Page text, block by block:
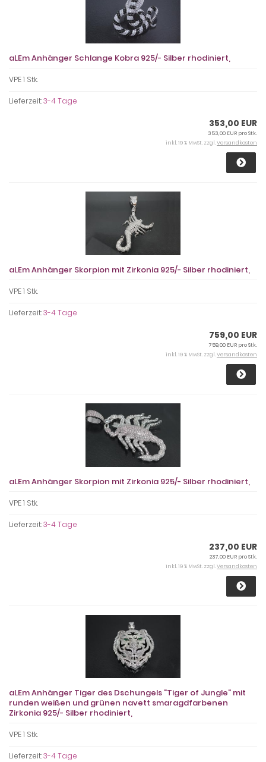
aLEm Anhänger Schlange Kobra 925/- Silber rhodiniert,
VPE 1 Stk.
Lieferzeit:3-4 Tage
353,00 EUR
353,00 EUR pro Stk.
inkl. 19 % MwSt. zzgl.Versandkosten
aLEm Anhänger Skorpion mit Zirkonia 925/- Silber rhodiniert,
VPE 1 Stk.
Lieferzeit:3-4 Tage
759,00 EUR
759,00 EUR pro Stk.
inkl. 19 % MwSt. zzgl.Versandkosten
aLEm Anhänger Skorpion mit Zirkonia 925/- Silber rhodiniert,
VPE 1 Stk.
Lieferzeit:3-4 Tage
237,00 EUR
237,00 EUR pro Stk.
inkl. 19 % MwSt. zzgl.Versandkosten
aLEm Anhänger Tiger des Dschungels "Tiger of Jungle" mit
runden weißen und grünen navett smaragdfarbenen
Zirkonia 925/- Silber rhodiniert,
VPE 1 Stk.
Lieferzeit:3-4 Tage